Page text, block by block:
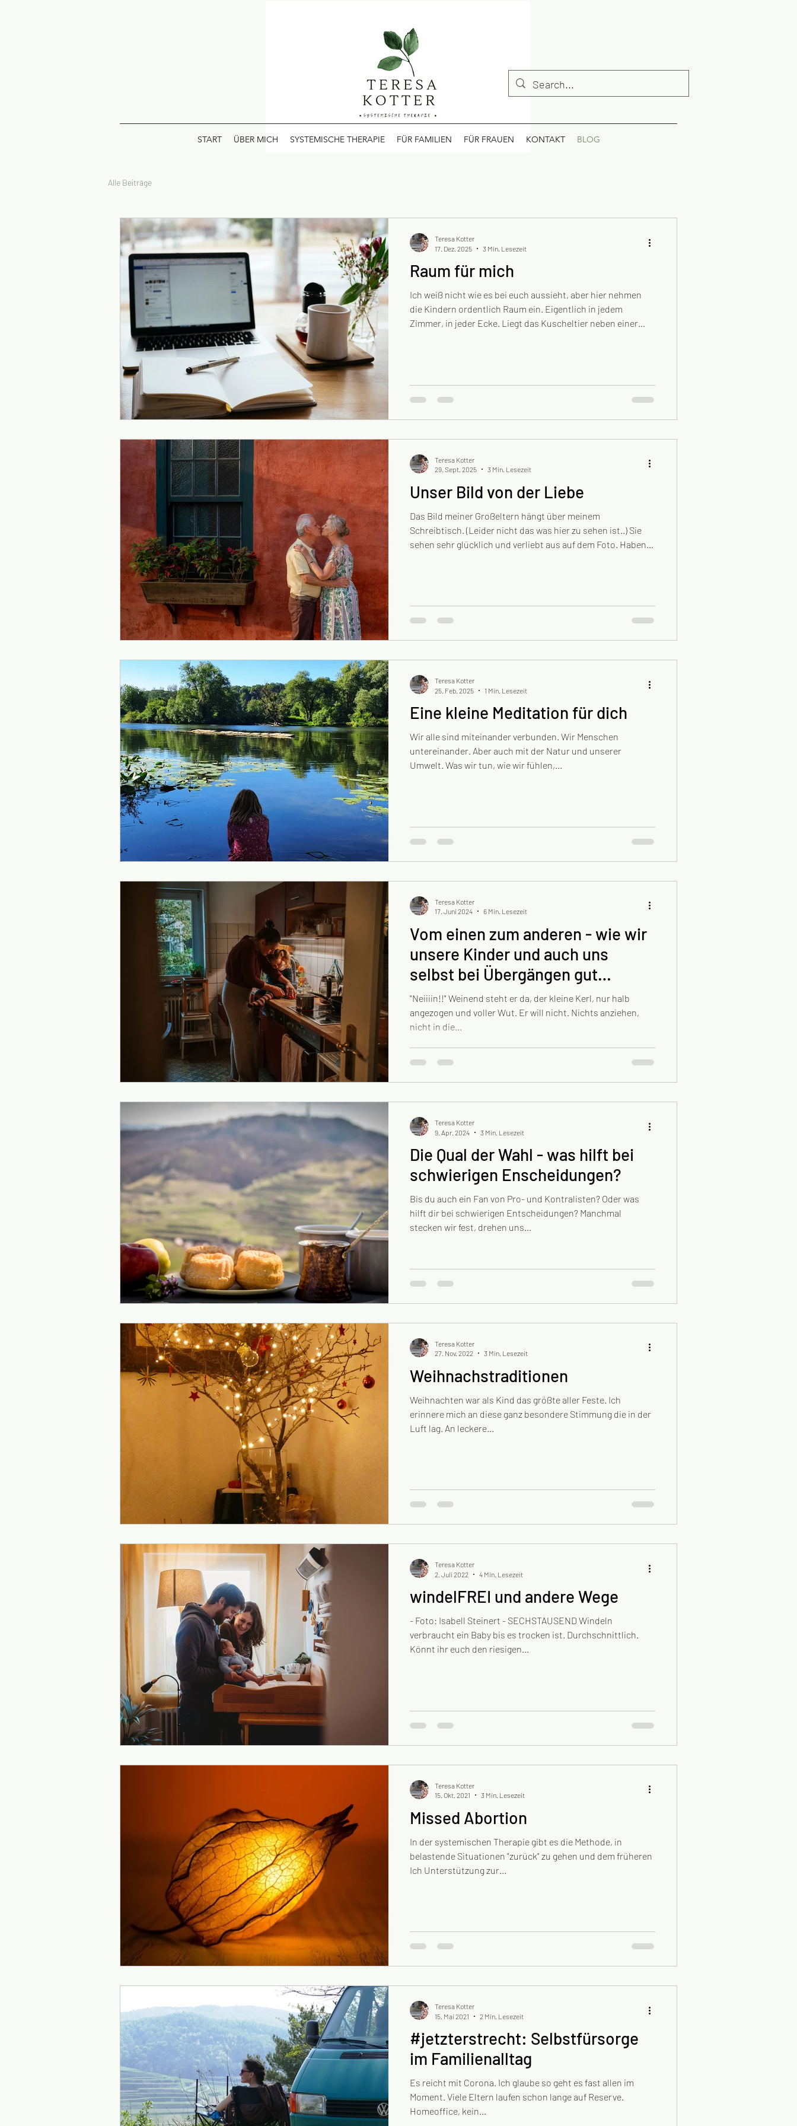
START ÜBER MICH SYSTEMISCHE THERAPIE FÜR FAMILIEN FÜR FRAUEN KONTAKT BLOG
Alle Beiträge
Raum für mich
Ich weiß nicht wie es bei euch aussieht, aber hier nehmen
die Kindern ordentlich Raum ein. Eigentlich in jedem
Zimmer, in jeder Ecke. Liegt das Kuscheltier neben einer
darf auch so sein. Dürfen wir das Chaos liebevoll umarmen
Teresa Kotter
17. Dez. 2025
3 Min. Lesezeit
Unser Bild von der Liebe
Das Bild meiner Großeltern hängt über meinem
Schreibtisch. (Leider nicht das was hier zu sehen ist..) Sie
sehen sehr glücklich und verliebt aus auf dem Foto. Haben
Erwartungen an Beziehungen ganz andere als heute.
Teresa Kotter
29. Sept. 2025
3 Min. Lesezeit
Eine kleine Meditation für dich
Wir alle sind miteinander verbunden. Wir Menschen
untereinander. Aber auch mit der Natur und unserer
Umwelt. Was wir tun, wie wir fühlen,...
Teresa Kotter
25. Feb. 2025
1 Min. Lesezeit
Vom einen zum anderen - wie wir
unsere Kinder und auch uns
selbst bei Übergängen gut
begleiten können.
"Neiiiin!!" Weinend steht er da, der kleine Kerl, nur halb
angezogen und voller Wut. Er will nicht. Nichts anziehen,
nicht in die...
Teresa Kotter
17. Juni 2024
6 Min. Lesezeit
Die Qual der Wahl - was hilft bei
schwierigen Enscheidungen?
Bis du auch ein Fan von Pro- und Kontralisten? Oder was
hilft dir bei schwierigen Entscheidungen? Manchmal
stecken wir fest, drehen uns...
Teresa Kotter
9. Apr. 2024
3 Min. Lesezeit
Weihnachstraditionen
Weihnachten war als Kind das größte aller Feste. Ich
erinnere mich an diese ganz besondere Stimmung die in der
Luft lag. An leckere...
Teresa Kotter
27. Nov. 2022
3 Min. Lesezeit
windelFREI und andere Wege
- Foto: Isabell Steinert - SECHSTAUSEND Windeln
verbraucht ein Baby bis es trocken ist. Durchschnittlich.
Könnt ihr euch den riesigen...
Teresa Kotter
2. Juli 2022
4 Min. Lesezeit
Missed Abortion
In der systemischen Therapie gibt es die Methode, in
belastende Situationen "zurück" zu gehen und dem früheren
Ich Unterstützung zur...
Teresa Kotter
15. Okt. 2021
3 Min. Lesezeit
#jetzterstrecht: Selbstfürsorge
im Familienalltag
Es reicht mit Corona. Ich glaube so geht es fast allen im
Moment. Viele Eltern laufen schon lange auf Reserve.
Homeoffice, kein...
Teresa Kotter
15. Mai 2021
2 Min. Lesezeit